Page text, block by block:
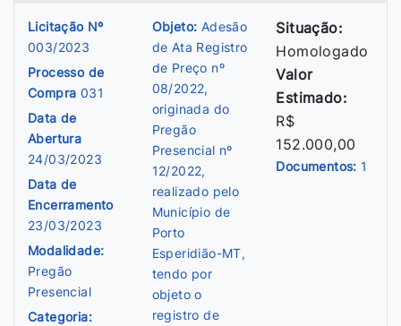
Licitação Nº
003/2023
Processo de
Compra 031
Data de
Abertura
24/03/2023
Data de
Encerramento
23/03/2023
Modalidade:
Pregão
Presencial
Categoria:
Objeto: Adesão
de Ata Registro
de Preço nº
08/2022,
originada do
Pregão
Presencial nº
12/2022,
realizado pelo
Município de
Porto
Esperidião-MT,
tendo por
objeto o
registro de
Situação:
Homologado
Valor
Estimado:
R$
152.000,00
Documentos: 1